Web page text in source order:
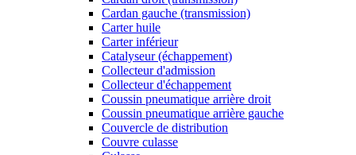
Cardan gauche (transmission)
Carter huile
Carter inférieur
Catalyseur (échappement)
Collecteur d'admission
Collecteur d'échappement
Coussin pneumatique arrière droit
Coussin pneumatique arrière gauche
Couvercle de distribution
Couvre culasse